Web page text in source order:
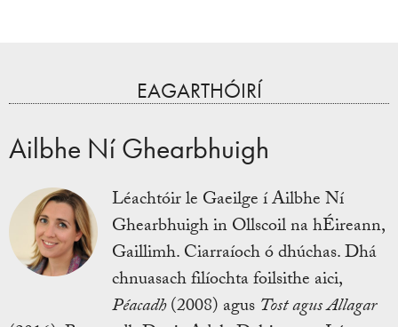
EAGARTHÓIRÍ
Ailbhe Ní Ghearbhuigh
Léachtóir le Gaeilge í Ailbhe Ní
Ghearbhuigh in Ollscoil na hÉireann,
Gaillimh. Ciarraíoch ó dhúchas. Dhá
chnuasach filíochta foilsithe aici,
Péacadh(2008) agus Tost agus Allagar